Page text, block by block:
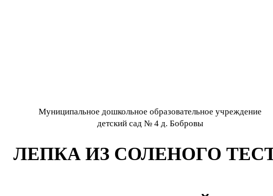
Муниципальное дошкольное образовательное учреждение
детский сад № 4 д. Бобровы
ЛЕПКА ИЗ СОЛЕНОГО